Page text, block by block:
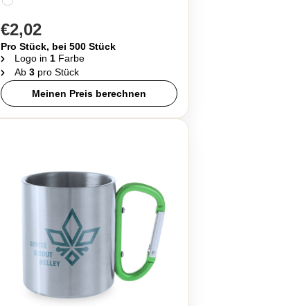
€2,02
Pro Stück, bei 500 Stück
Logo in 1Farbe
Ab 3pro Stück
Meinen Preis berechnen